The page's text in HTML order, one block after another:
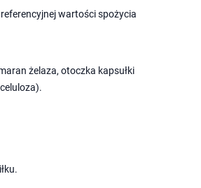
wartości spożycia
żelaza, otoczka kapsułki